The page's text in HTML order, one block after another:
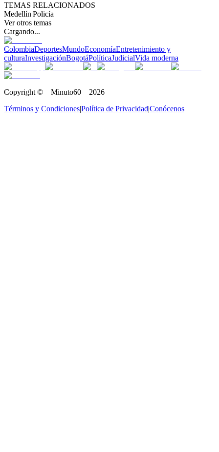
TEMAS RELACIONADOS
Medellín|Policía
Ver otros temas
Cargando...
ColombiaDeportesMundoEconomíaEntretenimiento y
culturaInvestigaciónBogotáPolíticaJudicialVida moderna
Copyright © – Minuto60 – 2026
Términos y Condiciones|Política de Privacidad|Conócenos